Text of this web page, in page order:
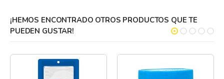
¡HEMOS ENCONTRADO OTROS PRODUCTOS QUE TE
PUEDEN GUSTAR!